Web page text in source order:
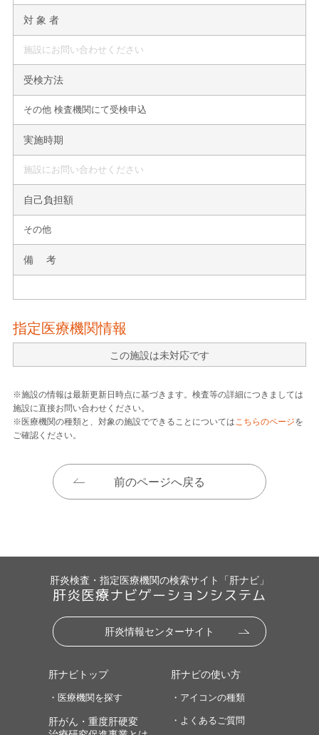
対 象 者
施設にお問い合わせください
受検方法
その他 検査機関にて受検申込
実施時期
施設にお問い合わせください
自己負担額
その他
備 考
指定医療機関情報
この施設は未対応です
※施設の情報は最新更新日時点に基づきます。検査等の詳細につきましては
施設に直接お問い合わせください。
※医療機関の種類と、対象の施設でできることについてはこちらのページを
ご確認ください。
前のページへ戻る
肝炎検査・指定医療機関の検索サイト「肝ナビ」
肝炎医療ナビゲーションシステム
肝炎情報センターサイト
肝ナビトップ
・医療機関を探す
肝がん・重度肝硬変
肝ナビの使い方
・アイコンの種類
・よくあるご質問